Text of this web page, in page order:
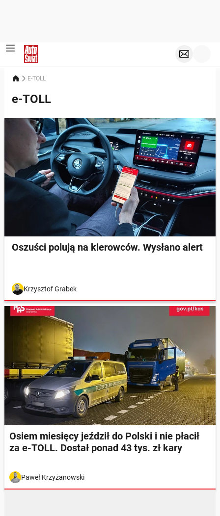
E-TOLL
e-TOLL
Oszuści polują na kierowców. Wysłano alert
Krzysztof Grabek
Osiem miesięcy jeździł do Polski i nie płacił
za e-TOLL. Dostał ponad 43 tys. zł kary
Paweł Krzyżanowski